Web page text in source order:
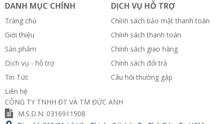
DANH MỤC CHÍNH
Trang chủ
Giới thiệu
Sản phẩm
Dịch vụ - hỗ trợ
Tin Tức
Liên hệ
DỊCH VỤ HỖ TRỢ
Chính sách bảo mật thanh toán
Chính sách thanh toán
Chính sách giao hàng
Chính sách đổi trả
Câu hỏi thường gặp
CÔNG TY TNHH ĐT VÀ TM ĐỨC ANH
M.S.D.N: 0316911908